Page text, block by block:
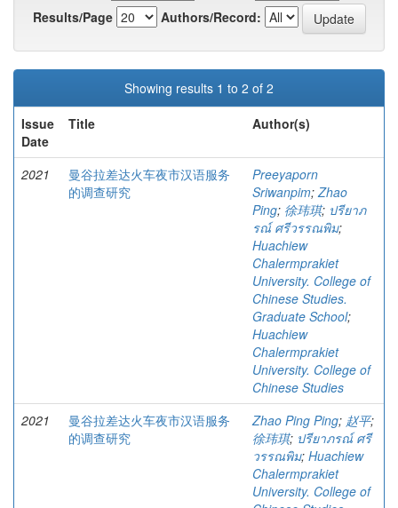
Results/Page
Authors/Record:
Showing results 1 to 2 of 2
Issue
Date
Title Author(s)
2021
曼谷拉差达火车夜市汉语服务
的调查研究
Preeyaporn
Sriwanpim;Zhao
Ping; 徐玮琪; ปรียาภ
รณ์ ศรีวรรณพิม;
Huachiew
Chalermprakiet
University. College of
Chinese Studies.
Graduate School;
Huachiew
Chalermprakiet
University. College of
Chinese Studies
2021
曼谷拉差达火车夜市汉语服务
的调查研究
Zhao Ping Ping; 赵平;
徐玮琪; ปรียาภรณ์ ศรี
วรรณพิม; Huachiew
Chalermprakiet
University. College of